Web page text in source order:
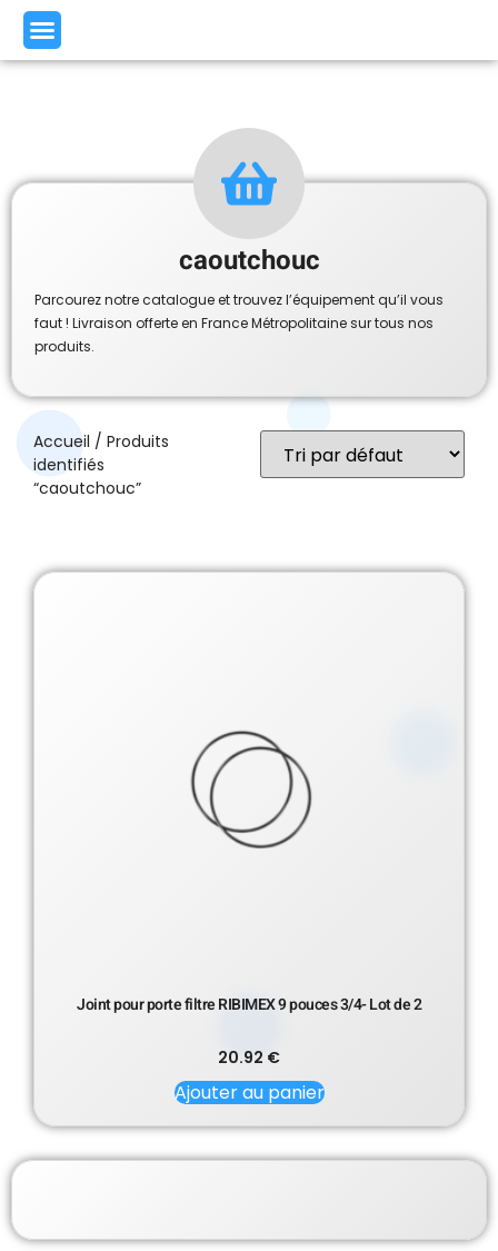
caoutchouc
Parcourez notre catalogue et trouvez l’équipement qu’il vous
faut ! Livraison offerte en France Métropolitaine sur tous nos
produits.
Accueil / Produits
identifiés
“caoutchouc”
Joint pour porte filtre RIBIMEX 9 pouces 3/4- Lot de 2
20.92 €
Ajouter au panier